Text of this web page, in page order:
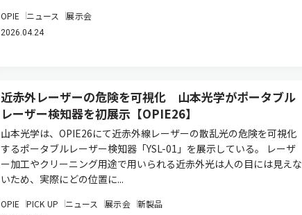
OPIE ニュース 展示会
2026.04.24
近赤外レーザーの危険を可視化 山本光学がポータブル
レーザー検知器を初展示【OPIE26】
山本光学は、OPIE26にて近赤外線レーザーの散乱光の危険を可視化
するポータブルレーザー検知器「YSL-01」を展示している。 レーザ
ー加工やクリーニング用途で用いられる近赤外光は人の目には見えな
いため、実際にどの位置に...
OPIE PICK UP ニュース 展示会 新製品